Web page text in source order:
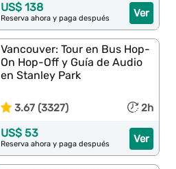
Ver
US$ 138
Reserva ahora y paga después
Vancouver: Tour en Bus Hop-
On Hop-Off y Guía de Audio
en Stanley Park
3.67 (3327) 2h
Ver
US$ 53
Reserva ahora y paga después